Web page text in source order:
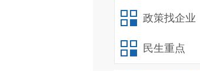
政策找企业
民生重点